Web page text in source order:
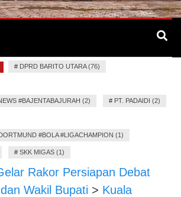
# DPRD BARITO UTARA (76)
#BAJENTABAJURAH (2) # PT. PADAIDI (2)
#BOLA #LIGACHAMPION (1)
# SKK MIGAS (1)
Rakor Persiapan Debat
Wakil Bupati > Kuala